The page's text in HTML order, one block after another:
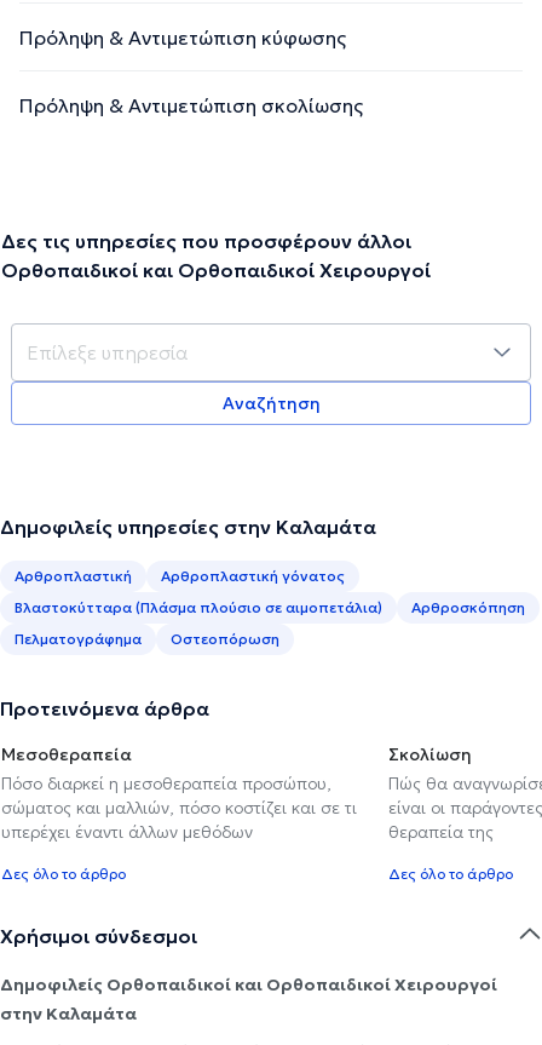
Πρόληψη & Αντιμετώπιση κύφωσης
Πρόληψη & Αντιμετώπιση σκολίωσης
Δες τις υπηρεσίες που προσφέρουν άλλοι
Ορθοπαιδικοί και Ορθοπαιδικοί Χειρουργοί
Αναζήτηση
Δημοφιλείς υπηρεσίες στην Καλαμάτα
Αρθροπλαστική
Αρθροπλαστική γόνατος
Βλαστοκύτταρα (Πλάσμα πλούσιο σε αιμοπετάλια)
Αρθροσκόπηση
Πελματογράφημα
Οστεοπόρωση
Προτεινόμενα άρθρα
Μεσοθεραπεία
Πόσο διαρκεί η μεσοθεραπεία προσώπου,
σώματος και μαλλιών, πόσο κοστίζει και σε τι
υπερέχει έναντι άλλων μεθόδων
Δες όλο το άρθρο
Σκολίωση
Πώς θα
είναι οι
θεραπεία της
Δες όλο το άρθρο
Χρήσιμοι σύνδεσμοι
Δημοφιλείς Ορθοπαιδικοί και Ορθοπαιδικοί Χειρουργοί
στην Καλαμάτα